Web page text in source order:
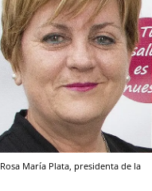
María Plata, presidenta de la